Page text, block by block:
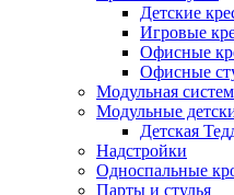
Детские
Игровые
Офисные
Офисные
Модульная
Модульные
Детская
Надстройки
Односпальные
Парты и стулья